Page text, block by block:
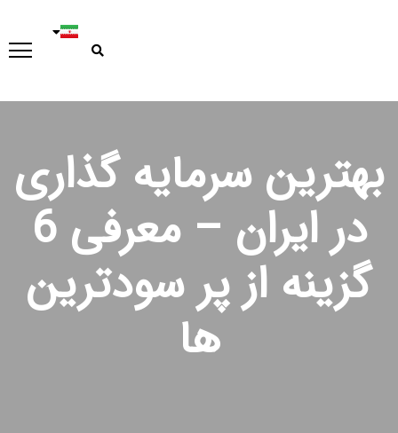
بهترین سرمایه گذاری
در ایران – معرفی 6
گزینه از پر سودترین
ها